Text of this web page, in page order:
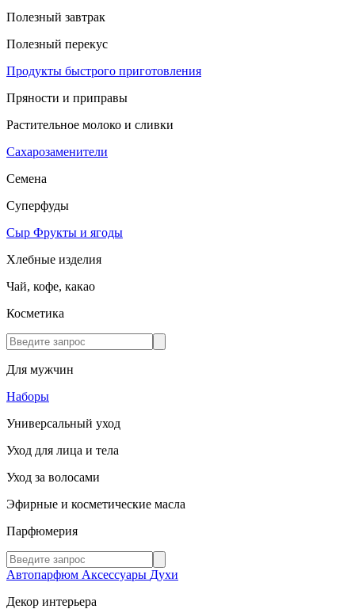
Полезный завтрак
Полезный перекус
Продукты быстрого приготовления
Пряности и приправы
Растительное молоко и сливки
Сахарозаменители
Семена
Суперфуды
Сыр Фрукты и ягоды
Хлебные изделия
Чай, кофе, какао
Косметика
Для мужчин
Наборы
Универсальный уход
Уход для лица и тела
Уход за волосами
Эфирные и косметические масла
Парфюмерия
Автопарфюм Аксессуары Духи
Декор интерьера